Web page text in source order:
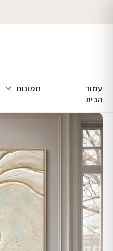
עמוד
הבית
תמונות